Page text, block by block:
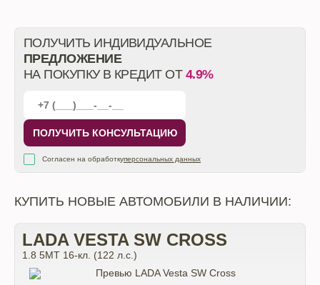
ПОЛУЧИТЬ ИНДИВИДУАЛЬНОЕ
ПРЕДЛОЖЕНИЕ
НА ПОКУПКУ В КРЕДИТ ОТ 4.9%
ПОЛУЧИТЬ КОНСУЛЬТАЦИЮ
Согласен на обработкуперсональных данных
КУПИТЬ НОВЫЕ АВТОМОБИЛИ В НАЛИЧИИ:
LADA VESTA SW CROSS
1.8 5MT 16-кл. (122 л.с.)